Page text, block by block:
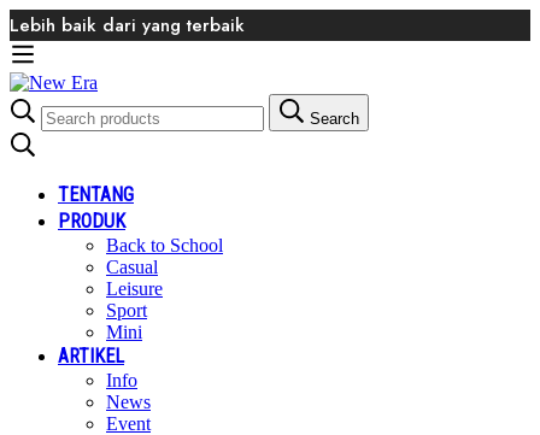
Lebih baik dari yang terbaik
Search
for:
Search
TENTANG
PRODUK
Back to School
Casual
Leisure
Sport
Mini
ARTIKEL
Info
News
Event